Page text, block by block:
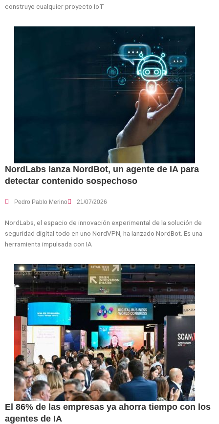
construye cualquier proyecto IoT
NordLabs lanza NordBot, un agente de IA para
detectar contenido sospechoso
Pedro Pablo Merino 21/07/2026
NordLabs, el espacio de innovación experimental de la solución de
seguridad digital todo en uno NordVPN, ha lanzado NordBot. Es una
herramienta impulsada con IA
El 86% de las empresas ya ahorra tiempo con los
agentes de IA